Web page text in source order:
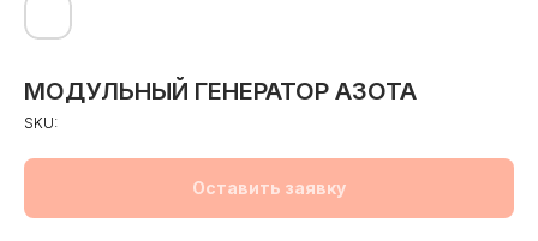
МОДУЛЬНЫЙ ГЕНЕРАТОР АЗОТА
SKU:
Оставить заявку